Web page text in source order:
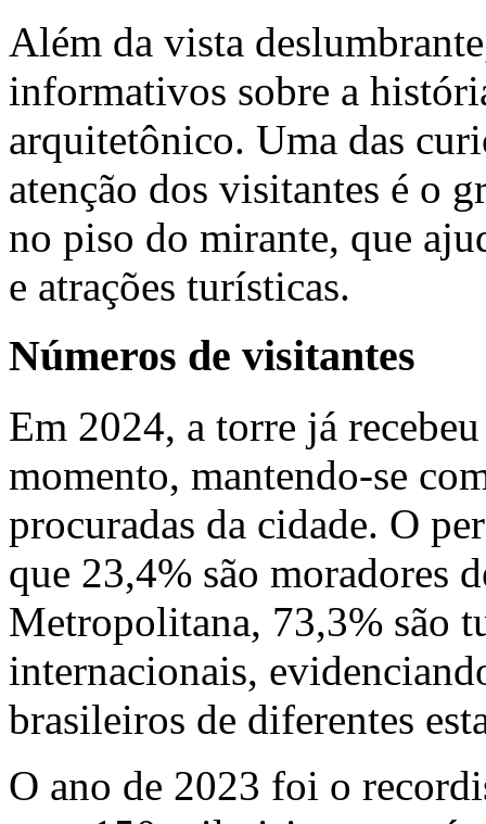
Além da vista
informativos sobre a
arquitetônico. Uma das
atenção dos visitantes é o
no piso do mirante, que
e atrações turísticas.
Números de visitantes
Em 2024, a torre já
momento, mantendo-se
procuradas da cidade. O
que 23,4% são moradores
Metropolitana, 73,3% são
internacionais,
brasileiros de diferentes
O ano de 2023 foi o